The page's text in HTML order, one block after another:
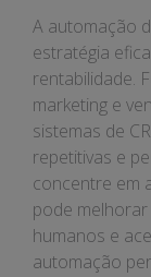
A automação
estratégia
rentabilidade.
marketing e
sistemas de
repetitivas e
concentre em
pode
humanos e
automação